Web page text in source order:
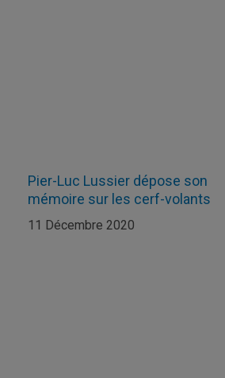
Pier-Luc Lussier dépose son
mémoire sur les cerf-volants
11 Décembre 2020